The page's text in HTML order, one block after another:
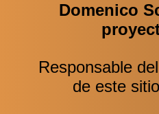
Domenico
Responsable
de este